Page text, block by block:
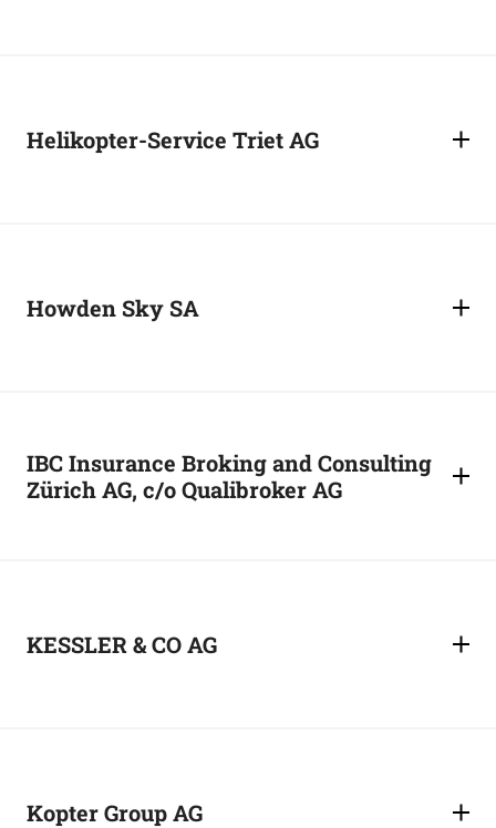
Helikopter-Service Triet AG
Howden Sky SA
IBC Insurance Broking and Consulting
Zürich AG, c/o Qualibroker AG
KESSLER & CO AG
Kopter Group AG